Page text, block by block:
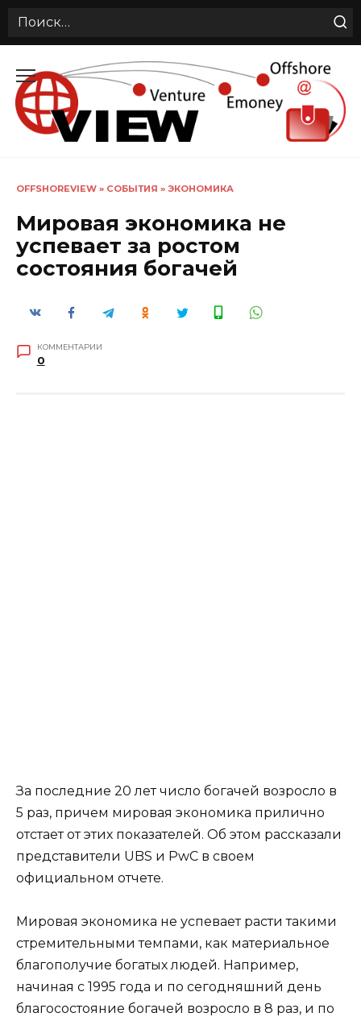
Search
содержанию
OFFSHOREVIEW » СОБЫТИЯ » ЭКОНОМИКА
Мировая экономика не
успевает за ростом
состояния богачей
КОММЕНТАРИИ
0
За последние 20 лет число богачей возросло в
5 раз, причем мировая экономика прилично
отстает от этих показателей. Об этом рассказали
представители UBS и PwC в своем
официальном отчете.
Мировая экономика не успевает расти такими
стремительными темпами, как материальное
благополучие богатых людей. Например,
начиная с 1995 года и по сегодняшний день
благосостояние богачей возросло в 8 раз, и по